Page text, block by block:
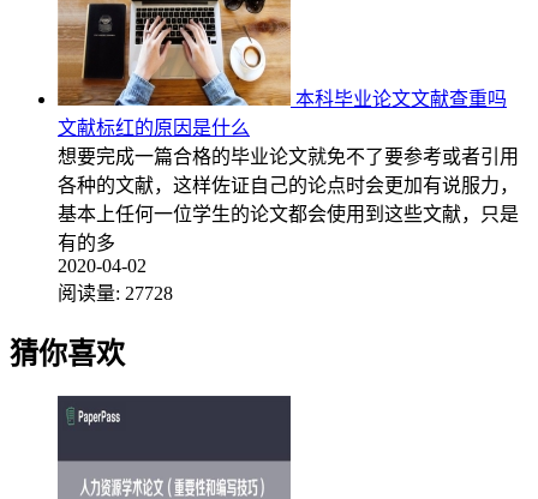
本科毕业论文文献查重吗
文献标红的原因是什么
想要完成一篇合格的毕业论文就免不了要参考或者引用
各种的文献，这样佐证自己的论点时会更加有说服力，
基本上任何一位学生的论文都会使用到这些文献，只是
有的多
2020-04-02
阅读量: 27728
猜你喜欢